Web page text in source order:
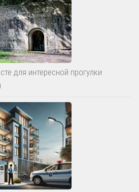
для интересной прогулки